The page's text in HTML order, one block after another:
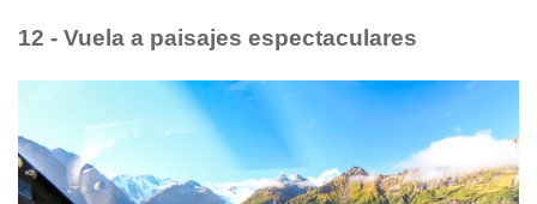
12 - Vuela a paisajes espectaculares